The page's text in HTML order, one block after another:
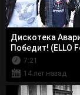
Дискотека
Победит! (ELLO
7:21
14 лет назад